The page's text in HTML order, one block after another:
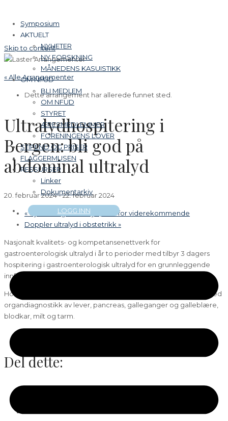
Skip to content
Symposium
AKTUELT
NYHETER
NY FORSKNING
MÅNEDENS KASUISTIKK
OM NFUD
BLI MEDLEM
OM NFUD
STYRET
ÆRESMEDLEMMER
FORENINGENS LOVER
STIPEND OG PRISER
FLAGGERMUSEN
RESSURSER
Linker
Dokumentarkiv
LOGG INN
« Alle Arrangementer
Dette arrangement har allerede funnet sted.
Ultralydhospitering i
Bergen: bli god på
abdominal ultralyd
20. februar 2024-22. februar 2024
«Gynekologisk ultralyd, kurs for viderekommende
Doppler ultralyd i obstetrikk»
Nasjonalt kvalitets- og kompetansenettverk for
gastroenterologisk ultralyd i år to perioder med tilbyr 3 dagers
hospitering i gastroenterologisk ultralyd for en grunnleggende
innføring i klinisk ultralyd.
Hospiteringen vil omfatte systematisk scanning av abdomen, med
organdiagnostikk av lever, pancreas, galleganger og galleblære,
blodkar, milt og tarm.
Del dette: